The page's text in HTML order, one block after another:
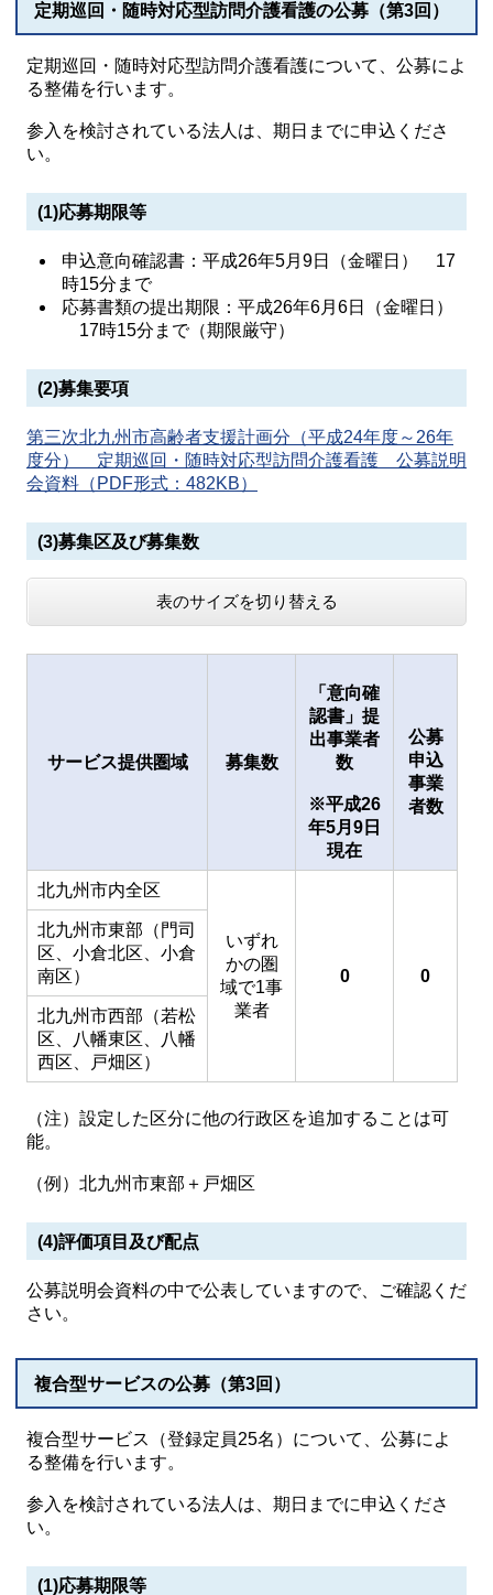
定期巡回・随時対応型訪問介護看護の公募（第3回）
定期巡回・随時対応型訪問介護看護について、公募によ
る整備を行います。
参入を検討されている法人は、期日までに申込くださ
い。
(1)応募期限等
申込意向確認書：平成26年5月9日（金曜日） 17
時15分まで
応募書類の提出期限：平成26年6月6日（金曜日）
17時15分まで（期限厳守）
(2)募集要項
第三次北九州市高齢者支援計画分（平成24年度～26年
度分） 定期巡回・随時対応型訪問介護看護 公募説明
会資料（PDF形式：482KB）
(3)募集区及び募集数
表のサイズを切り替える
サービス提供圏域 募集数
「意向確
認書」提
出事業者
数
※平成26
年5月9日
現在
公募
申込
事業
者数
北九州市内全区
いずれ
かの圏
域で1事
業者
0 0
北九州市東部（門司
区、小倉北区、小倉
南区）
北九州市西部（若松
区、八幡東区、八幡
西区、戸畑区）
（注）設定した区分に他の行政区を追加することは可
能。
（例）北九州市東部＋戸畑区
(4)評価項目及び配点
公募説明会資料の中で公表していますので、ご確認くだ
さい。
複合型サービスの公募（第3回）
複合型サービス（登録定員25名）について、公募によ
る整備を行います。
参入を検討されている法人は、期日までに申込くださ
い。
(1)応募期限等